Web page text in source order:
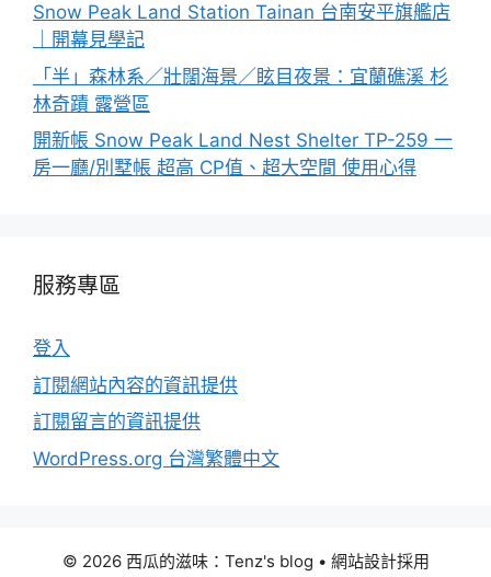
Snow Peak Land Station Tainan 台南安平旗艦店
｜開幕見學記
「半」森林系／壯闊海景／眩目夜景：宜蘭礁溪 杉
林奇蹟 露營區
開新帳 Snow Peak Land Nest Shelter TP-259 一
房一廳/別墅帳 超高 CP值、超大空間 使用心得
服務專區
登入
訂閱網站內容的資訊提供
訂閱留言的資訊提供
WordPress.org 台灣繁體中文
© 2026 西瓜的滋味：Tenz's blog • 網站設計採用